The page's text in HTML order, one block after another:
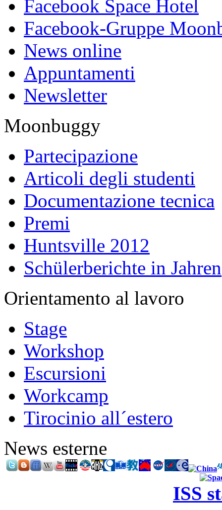
Facebook Space Hotel
Facebook-Gruppe
News online
Appuntamenti
Newsletter
Moonbuggy
Partecipazione
Articoli degli studenti
Documentazione tecnica
Premi
Huntsville 2012
Schülerberichte in Jahren
Orientamento al lavoro
Stage
Workshop
Escursioni
Workcamp
Tirocinio all´estero
News esterne
ISS